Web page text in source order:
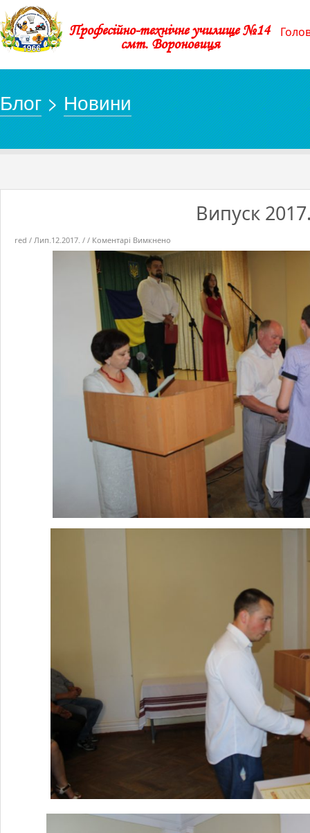
Професійно-технічне училище №14
смт. Вороновиця
Блог>Новини
Випуск
red / Лип.12.2017. / / Коментарі Вимкнено
2017.